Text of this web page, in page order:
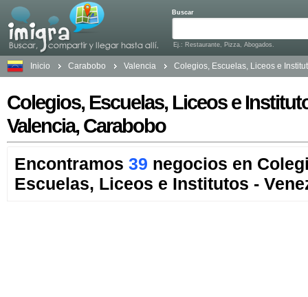
Buscar
Ej.: Restaurante, Pizza, Abogados.
Inicio Carabobo Valencia Colegios, Escuelas, Liceos e
Colegios, Escuelas, Liceos e
Valencia, Carabobo
Encontramos 39 negocios en
Escuelas, Liceos e Institutos -